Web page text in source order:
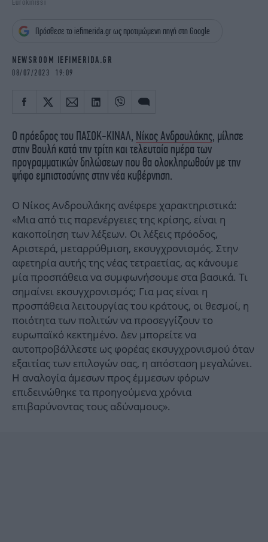
iBOOKS
OSCARS
NEWSLETTER
Eurokinissi
Πρόσθεσε το iefimerida.gr ως προτιμώμενη πηγή στη Google
NEWSROOM IEFIMERIDA.GR
08/07/2023 19:09
Ο πρόεδρος του ΠΑΣΟΚ-ΚΙΝΑΛ, Νίκος Ανδρουλάκης, μίλησε
στην Βουλή κατά την τρίτη και τελευταία ημέρα των
προγραμματικών δηλώσεων που θα ολοκληρωθούν με την
ψήφο εμπιστοσύνης στην νέα κυβέρνηση.
Ο Νίκος Ανδρουλάκης ανέφερε χαρακτηριστικά:
«Μια από τις παρενέργειες της κρίσης, είναι η
κακοποίηση των λέξεων. Οι λέξεις πρόοδος,
Αριστερά, μεταρρύθμιση, εκσυγχρονισμός. Στην
αφετηρία αυτής της νέας τετραετίας, ας κάνουμε
μία προσπάθεια να συμφωνήσουμε στα βασικά. Τι
σημαίνει εκσυγχρονισμός; Για μας είναι η
προσπάθεια λειτουργίας του κράτους, οι θεσμοί, η
ποιότητα των πολιτών να προσεγγίζουν το
ευρωπαϊκό κεκτημένο. Δεν μπορείτε να
αυτοπροβάλλεστε ως φορέας εκσυγχρονισμού όταν
εξαιτίας των επιλογών σας, η απόσταση μεγαλώνει.
Η αναλογία άμεσων προς έμμεσων φόρων
επιδεινώθηκε τα προηγούμενα χρόνια
επιβαρύνοντας τους αδύναμους».